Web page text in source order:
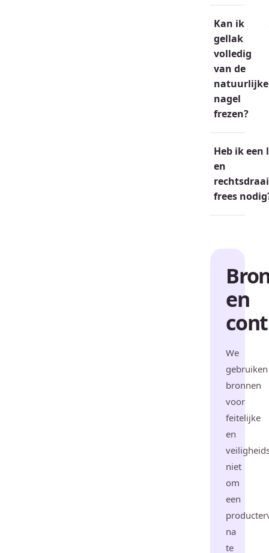
Kan ik
gellak
volledig
van de
natuurlijke
nagel
frezen?
Heb ik een
en
frees
en
We
gebruiken
bronnen
voor
feitelijke
en
niet
om
een
na
te